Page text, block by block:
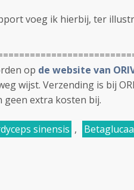
voeg ik hierbij, ter
op de website van
wijst. Verzending is bij
geen extra kosten bij.
sinensis ,